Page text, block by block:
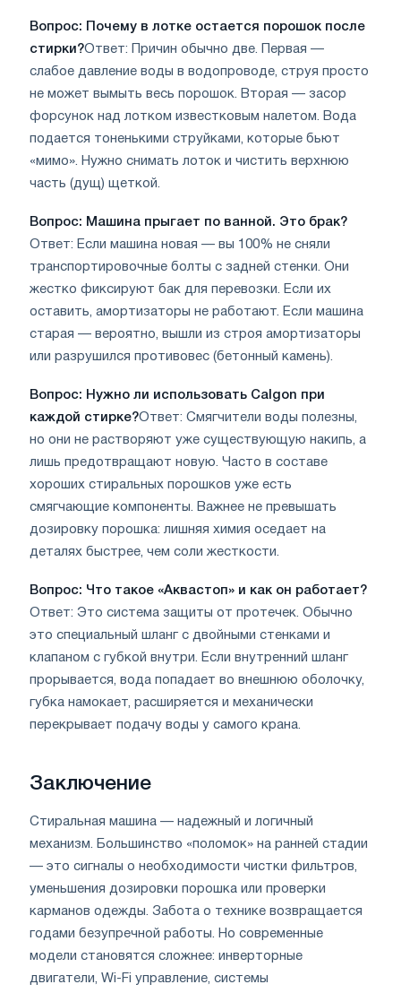
Вопрос: Почему в лотке остается порошок после
стирки?Ответ: Причин обычно две. Первая —
слабое давление воды в водопроводе, струя просто
не может вымыть весь порошок. Вторая — засор
форсунок над лотком известковым налетом. Вода
подается тоненькими струйками, которые бьют
«мимо». Нужно снимать лоток и чистить верхнюю
часть (дущ) щеткой.
Вопрос: Машина прыгает по ванной. Это брак?
Ответ: Если машина новая — вы 100% не сняли
транспортировочные болты с задней стенки. Они
жестко фиксируют бак для перевозки. Если их
оставить, амортизаторы не работают. Если машина
старая — вероятно, вышли из строя амортизаторы
или разрушился противовес (бетонный камень).
Вопрос: Нужно ли использовать Calgon при
каждой стирке?Ответ: Смягчители воды полезны,
но они не растворяют уже существующую накипь, а
лишь предотвращают новую. Часто в составе
хороших стиральных порошков уже есть
смягчающие компоненты. Важнее не превышать
дозировку порошка: лишняя химия оседает на
деталях быстрее, чем соли жесткости.
Вопрос: Что такое «Аквастоп» и как он работает?
Ответ: Это система защиты от протечек. Обычно
это специальный шланг с двойными стенками и
клапаном с губкой внутри. Если внутренний шланг
прорывается, вода попадает во внешнюю оболочку,
губка намокает, расширяется и механически
перекрывает подачу воды у самого крана.
Заключение
Стиральная машина — надежный и логичный
механизм. Большинство «поломок» на ранней стадии
— это сигналы о необходимости чистки фильтров,
уменьшения дозировки порошка или проверки
карманов одежды. Забота о технике возвращается
годами безупречной работы. Но современные
модели становятся сложнее: инверторные
двигатели, Wi-Fi управление, системы